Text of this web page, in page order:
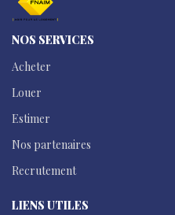
NOS SERVICES
Acheter
Louer
Estimer
Nos partenaires
Recrutement
LIENS UTILES